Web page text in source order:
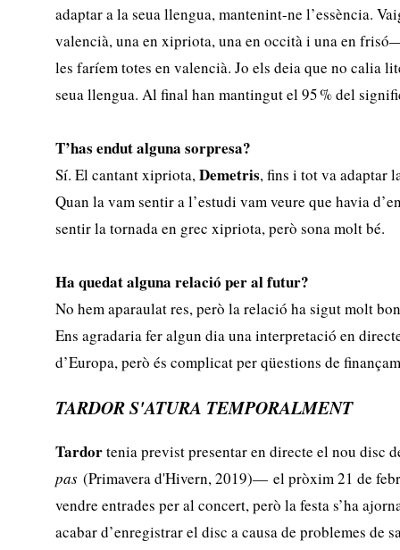
adaptar a la seua llengua, mantenint-ne l’essència.
valencià, una en xipriota, una en occità i una en
les faríem totes en valencià. Jo els deia que no calia
seua llengua. Al final han mantingut el 95 % del
T’has endut alguna sorpresa?
Sí. El cantant xipriota,Demetris, fins i tot va adaptar
Quan la vam sentir a l’estudi vam veure que havia
sentir la tornada en grec xipriota, però sona molt bé.
Ha quedat alguna relació per al futur?
No hem aparaulat res, però la relació ha sigut molt
Ens agradaria fer algun dia una interpretació en
d’Europa, però és complicat per qüestions de
TARDOR S'ATURA TEMPORALMENT
Tardortenia previst presentar en directe el nou disc
pas (Primavera d'Hivern, 2019)— el pròxim 21 de
vendre entrades per al concert, però la festa s’ha
acabar d’enregistrar el disc a causa de problemes de